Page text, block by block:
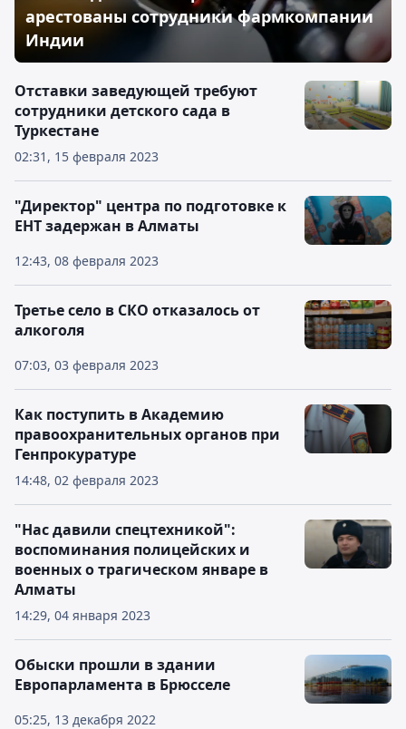
арестованы сотрудники фармкомпании
Индии
02:31, 15 февраля 2023
Отставки заведующей требуют
сотрудники детского сада в
Туркестане
12:43, 08 февраля 2023
"Директор" центра по подготовке к
ЕНТ задержан в Алматы
07:03, 03 февраля 2023
Третье село в СКО отказалось от
алкоголя
14:48, 02 февраля 2023
Как поступить в Академию
правоохранительных органов при
Генпрокуратуре
14:29, 04 января 2023
"Нас давили спецтехникой":
воспоминания полицейских и
военных о трагическом январе в
Алматы
05:25, 13 декабря 2022
Обыски прошли в здании
Европарламента в Брюсселе